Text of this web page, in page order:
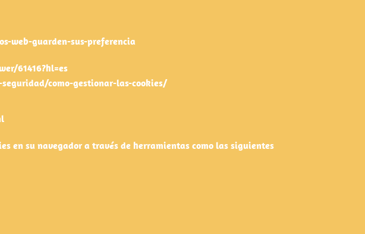
web-guarden-sus-preferencia
61416?hl=es
como-gestionar-las-cookies/
en su navegador a través de herramientas como las siguientes